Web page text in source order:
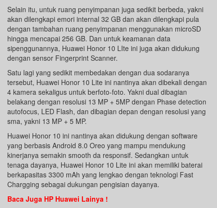
Selain itu, untuk ruang penyimpanan juga sedikit berbeda, yakni
akan dilengkapi emori internal 32 GB dan akan dilengkapi pula
dengan tambahan ruang penyimpanan menggunakan microSD
hingga mencapai 256 GB. Dan untuk keamanan data
sipenggunannya, Huawei Honor 10 LIte ini juga akan didukung
dengan sensor Fingerprint Scanner.
Satu lagi yang sedikit membedakan dengan dua sodaranya
tersebut, Huawei Honor 10 Lite ini nantinya akan dibekali dengan
4 kamera sekaligus untuk berfoto-foto. Yakni dual dibagian
belakang dengan resolusi 13 MP + 5MP dengan Phase detection
autofocus, LED Flash, dan dibagian depan dengan resolusi yang
sma, yakni 13 MP + 5 MP.
Huawei Honor 10 ini nantinya akan didukung dengan software
yang berbasis Android 8.0 Oreo yang mampu mendukung
kinerjanya semakin smooth da responsif. Sedangkan untuk
tenaga dayanya, Huawei Honor 10 Lite ini akan memiliki baterai
berkapasitas 3300 mAh yang lengkao dengan teknologi Fast
Chargging sebagai dukungan pengisian dayanya.
Baca Juga HP Huawei Lainya !